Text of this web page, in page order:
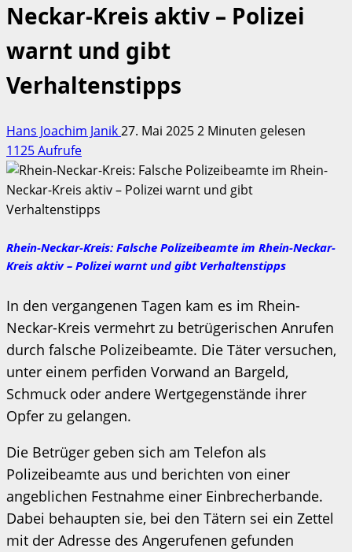
Neckar-Kreis aktiv – Polizei
warnt und gibt
Verhaltenstipps
Hans Joachim Janik27. Mai 20252 Minuten gelesen
1125 Aufrufe
Rhein-Neckar-Kreis: Falsche Polizeibeamte im Rhein-Neckar-
Kreis aktiv – Polizei warnt und gibt Verhaltenstipps
In den vergangenen Tagen kam es im Rhein-
Neckar-Kreis vermehrt zu betrügerischen Anrufen
durch falsche Polizeibeamte. Die Täter versuchen,
unter einem perfiden Vorwand an Bargeld,
Schmuck oder andere Wertgegenstände ihrer
Opfer zu gelangen.
Die Betrüger geben sich am Telefon als
Polizeibeamte aus und berichten von einer
angeblichen Festnahme einer Einbrecherbande.
Dabei behaupten sie, bei den Tätern sei ein Zettel
mit der Adresse des Angerufenen gefunden